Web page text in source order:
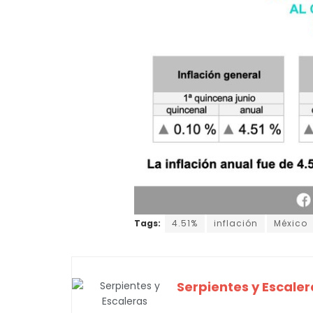
Tags: 4.51% inflación México
Serpientes y